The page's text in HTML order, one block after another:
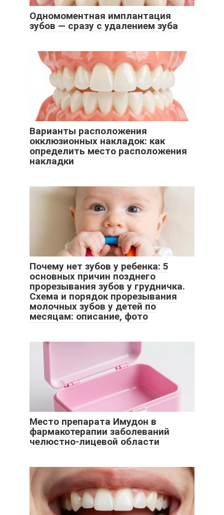
Одномоментная имплантация
зубов — сразу с удалением зуба
Варианты расположения
окклюзионных накладок: как
определить место расположения
накладки
Почему нет зубов у ребенка: 5
основных причин позднего
прорезывания зубов у грудничка.
Схема и порядок прорезывания
молочных зубов у детей по
месяцам: описание, фото
Место препарата Имудон в
фармакотерапии заболеваний
челюстно-лицевой области